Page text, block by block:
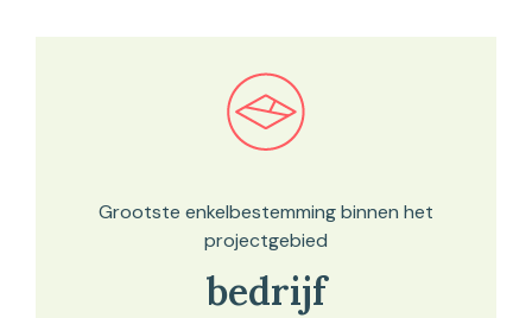
Bekijk in onze kaartviewer
Grootste enkelbestemming binnen het
projectgebied
bedrijf